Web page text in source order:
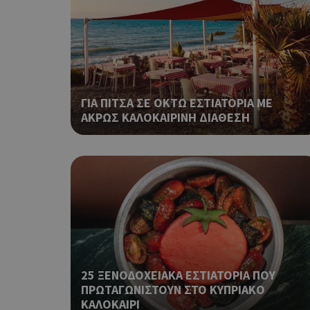
ΓΙΑ ΠΙΤΣΑ ΣΕ ΟΚΤΩ ΕΣΤΙΑΤΟΡΙΑ ΜΕ
ΑΚΡΩΣ ΚΑΛΟΚΑΙΡΙΝΗ ΔΙΑΘΕΣΗ
25 ΞΕΝΟΔΟΧΕΙΑΚΑ ΕΣΤΙΑΤΟΡΙΑ ΠΟΥ
ΠΡΩΤΑΓΩΝΙΣΤΟΥΝ ΣΤΟ ΚΥΠΡΙΑΚΟ
ΚΑΛΟΚΑΙΡΙ
LangCookie
PHPSESSID
takeOverCookie